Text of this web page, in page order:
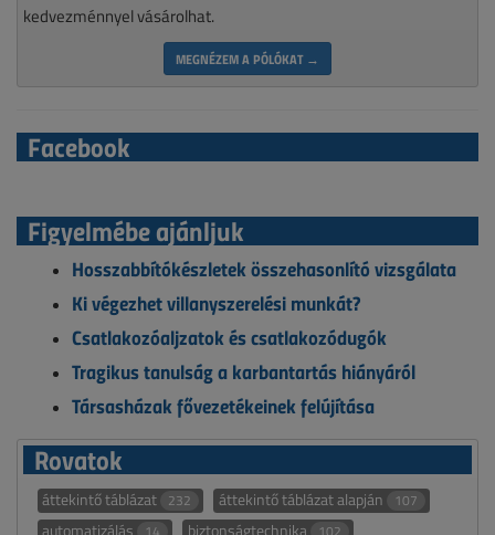
kedvezménnyel vásárolhat.
MEGNÉZEM A PÓLÓKAT →
Facebook
Figyelmébe ajánljuk
Hosszabbítókészletek összehasonlító vizsgálata
Ki végezhet villanyszerelési munkát?
Csatlakozóaljzatok és csatlakozódugók
Tragikus tanulság a karbantartás hiányáról
Társasházak fővezetékeinek felújítása
Rovatok
áttekintő táblázat 232 áttekintő táblázat alapján 107
automatizálás biztonságtechnika